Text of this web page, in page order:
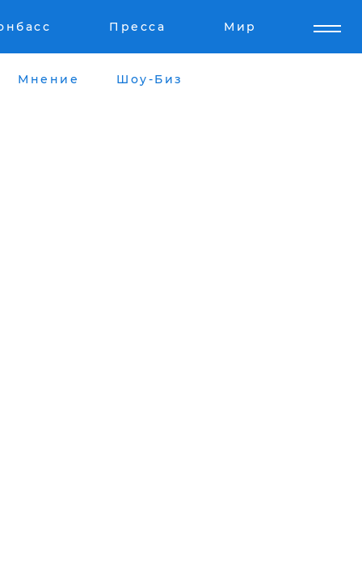
Пресса Мир
Мнение Шоу-Биз